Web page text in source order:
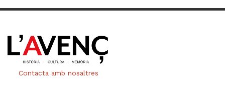
Contacta amb nosaltres